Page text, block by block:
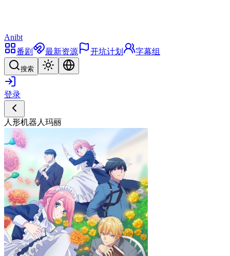
Anibt
番剧
最新资源 开坑计划 字幕组
搜索
登录
人形机器人玛丽